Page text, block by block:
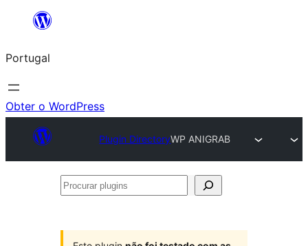
Saltar
o
conteúdo
Portugal
Obter o WordPress
Plugin DirectoryWP ANIGRAB
Procurar